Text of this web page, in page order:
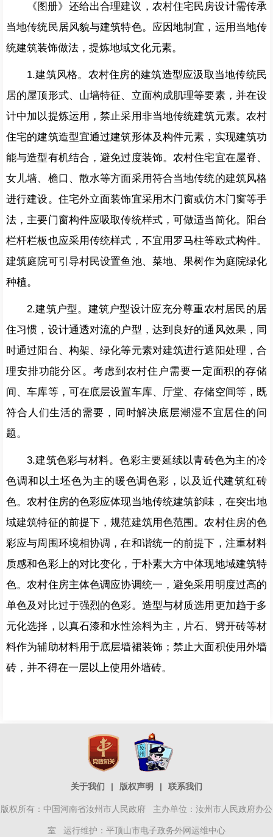
《图册》还给出合理建议，农村住宅民房设计需传承
当地传统民居风貌与建筑特色。应因地制宜，运用当地传
统建筑装饰做法，提炼地域文化元素。
1.建筑风格。农村住房的建筑造型应汲取当地传统民
居的屋顶形式、山墙特征、立面构成肌理等要素，并在设
计中加以提炼运用，禁止采用非当地传统建筑元素。农村
住宅的建筑造型宜通过建筑形体及构件元素，实现建筑功
能与造型有机结合，避免过度装饰。农村住宅宜在屋脊、
女儿墙、檐口、散水等方面采用符合当地传统的建筑风格
进行建设。住宅外立面装饰宜采用木门窗或仿木门窗等手
法，主要门窗构件应吸取传统样式，可做适当简化。阳台
栏杆栏板也应采用传统样式，不宜用罗马柱等欧式构件。
建筑庭院可引导村民设置鱼池、菜地、果树作为庭院绿化
种植。
2.建筑户型。建筑户型设计应充分尊重农村居民的居
住习惯，设计通透对流的户型，达到良好的通风效果，同
时通过阳台、构架、绿化等元素对建筑进行遮阳处理，合
理安排功能分区。考虑到农村住户需要一定面积的存储
间、车库等，可在底层设置车库、厅堂、存储空间等，既
符合人们生活的需要，同时解决底层潮湿不宜居住的问
题。
3.建筑色彩与材料。色彩主要延续以青砖色为主的冷
色调和以土坯色为主的暖色调色彩，以及近代建筑红砖
色。农村住房的色彩应体现当地传统建筑韵味，在突出地
域建筑特征的前提下，规范建筑用色范围。农村住房的色
彩应与周围环境相协调，在和谐统一的前提下，注重材料
质感和色彩上的对比变化，于朴素大方中体现地域建筑特
色。农村住房主体色调应协调统一，避免采用明度过高的
单色及对比过于强烈的色彩。造型与材质选用更加趋于多
元化选择，以真石漆和水性涂料为主，片石、劈开砖等材
料作为辅助材料用于底层墙裙装饰；禁止大面积使用外墙
砖，并不得在一层以上使用外墙砖。
关于我们 | 版权声明 | 联系我们
版权所有：中国河南省汝州市人民政府 主办单位：汝州市人民政府办公
室 运行维护：平顶山市电子政务外网运维中心